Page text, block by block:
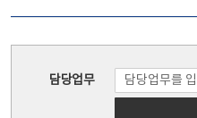
담당업무